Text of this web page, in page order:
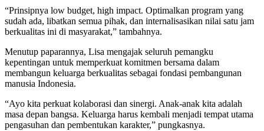
“Prinsipnya low budget, high impact. Optimalkan program yang
sudah ada, libatkan semua pihak, dan internalisasikan nilai satu jam
berkualitas ini di masyarakat,” tambahnya.
Menutup paparannya, Lisa mengajak seluruh pemangku
kepentingan untuk memperkuat komitmen bersama dalam
membangun keluarga berkualitas sebagai fondasi pembangunan
manusia Indonesia.
“Ayo kita perkuat kolaborasi dan sinergi. Anak-anak kita adalah
masa depan bangsa. Keluarga harus kembali menjadi tempat utama
pengasuhan dan pembentukan karakter,” pungkasnya.